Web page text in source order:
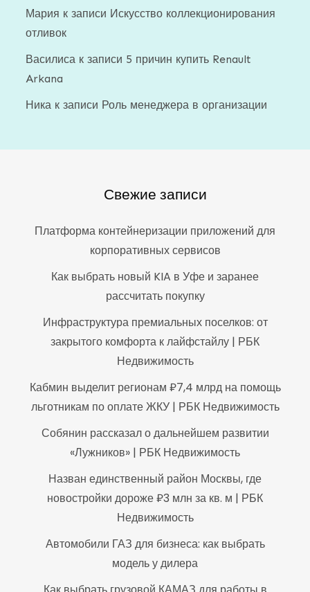
Мария к записи Искусство коллекционирования
отливок
Василиса к записи 5 причин купить Renault
Arkana
Ника к записи Роль менеджера в организации
Свежие записи
Платформа контейнеризации приложений для
корпоративных сервисов
Как выбрать новый KIA в Уфе и заранее
рассчитать покупку
Инфраструктура премиальных поселков: от
закрытого комфорта к лайфстайлу | РБК
Недвижимость
Кабмин выделит регионам ₽7,4 млрд на помощь
льготникам по оплате ЖКУ | РБК Недвижимость
Собянин рассказал о дальнейшем развитии
«Лужников» | РБК Недвижимость
Назван единственный район Москвы, где
новостройки дороже ₽3 млн за кв. м | РБК
Недвижимость
Автомобили ГАЗ для бизнеса: как выбрать
модель у дилера